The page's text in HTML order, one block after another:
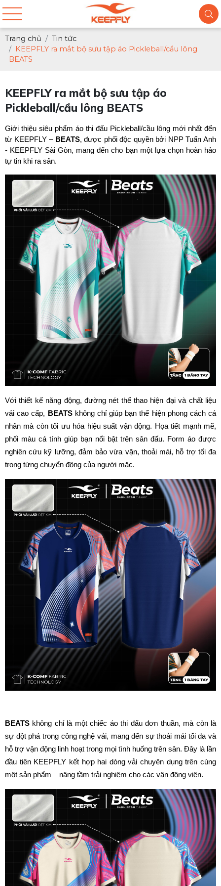
Trang chủ
Tin tức
KEEPFLY ra mắt bộ sưu tập áo Pickleball/cầu lông
BEATS
KEEPFLY ra mắt bộ sưu tập áo
Pickleball/cầu lông BEATS
Giới thiệu siêu phẩm áo thi đấu Pickleball/cầu lông mới nhất đến
từ KEEPFLY – BEATS, được phối độc quyền bởi NPP Tuấn Anh
- KEEPFLY Sài Gòn, mang đến cho bạn một lựa chọn hoàn hảo
tự tin khi ra sân.
Với thiết kế năng động, đường nét thể thao hiện đại và chất liệu
vải cao cấp,
BEATS không chỉ giúp bạn thể hiện phong cách cá
nhân mà còn tối ưu hóa hiệu suất vận động. Họa tiết mạnh mẽ,
phối màu cá tính giúp bạn nổi bật trên sân đấu. Form áo được
nghiên cứu kỹ lưỡng, đảm bảo vừa vặn, thoải mái, hỗ trợ tối đa
trong từng chuyển động của người mặc.
BEATS không chỉ là một chiếc áo thi đấu đơn thuần, mà còn là
sự đột phá trong công nghệ vải, mang đến sự thoải mái tối đa và
hỗ trợ vận động linh hoạt trong mọi tình huống trên sân. Đây là lần
đầu tiên KEEPFLY kết hợp hai dòng vải chuyên dụng trên cùng
một sản phẩm – nâng tầm trải nghiệm cho các vận động viên.